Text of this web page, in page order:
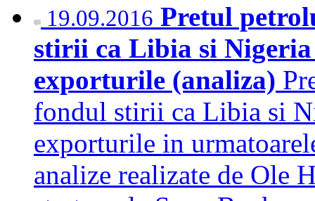
19.09.2016 Pretul
stirii ca Libia si Nigeria
exporturile (analiza)
fondul stirii ca Libia si
exporturile in
analize realizate de Ole